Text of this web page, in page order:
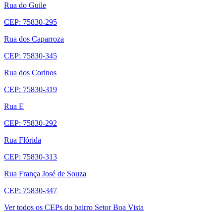
Rua do Guile
CEP: 75830-295
Rua dos Caparroza
CEP: 75830-345
Rua dos Corinos
CEP: 75830-319
Rua E
CEP: 75830-292
Rua Flórida
CEP: 75830-313
Rua França José de Souza
CEP: 75830-347
Ver todos os CEPs do bairro Setor Boa Vista